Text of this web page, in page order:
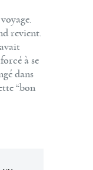
revient.
à se
dans
“bon